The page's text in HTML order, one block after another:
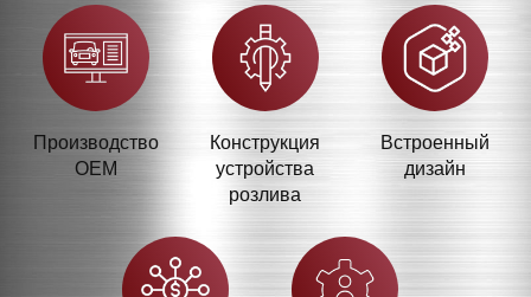
Производство
OEM
Конструкция
устройства
розлива
Встроенный
дизайн